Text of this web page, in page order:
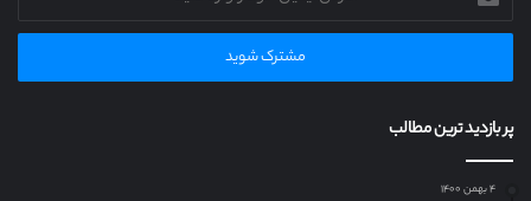
ایمیل
خود
وارد
پر بازدید ترین مطالب
۴ بهمن ۱۴۰۰